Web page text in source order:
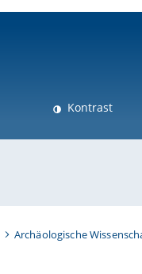
Kontrast
Archäologische